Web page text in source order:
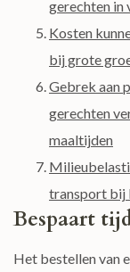
gerechten in
Kosten
bij grote
Gebrek aan
gerechten
maaltijden
transport bij
Bespaart
Het bestellen van